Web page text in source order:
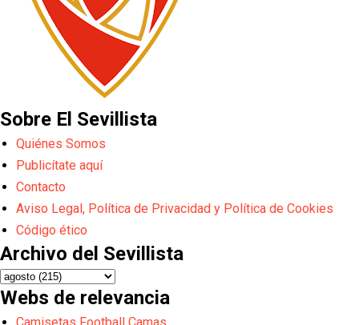
Sobre El Sevillista
Quiénes Somos
Publicítate aquí
Contacto
Aviso Legal, Política de Privacidad y Política de Cookies
Código ético
Archivo del Sevillista
Webs de relevancia